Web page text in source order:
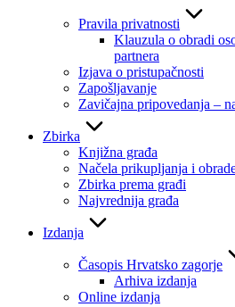
Pravila privatnosti
Klauzula o obradi
partnera
Izjava o pristupačnosti
Zapošljavanje
Zavičajna pripovedanja –
Zbirka
Knjižna građa
Načela prikupljanja i
Zbirka prema građi
Najvrednija građa
Izdanja
Časopis Hrvatsko zagorje
Arhiva izdanja
Online izdanja